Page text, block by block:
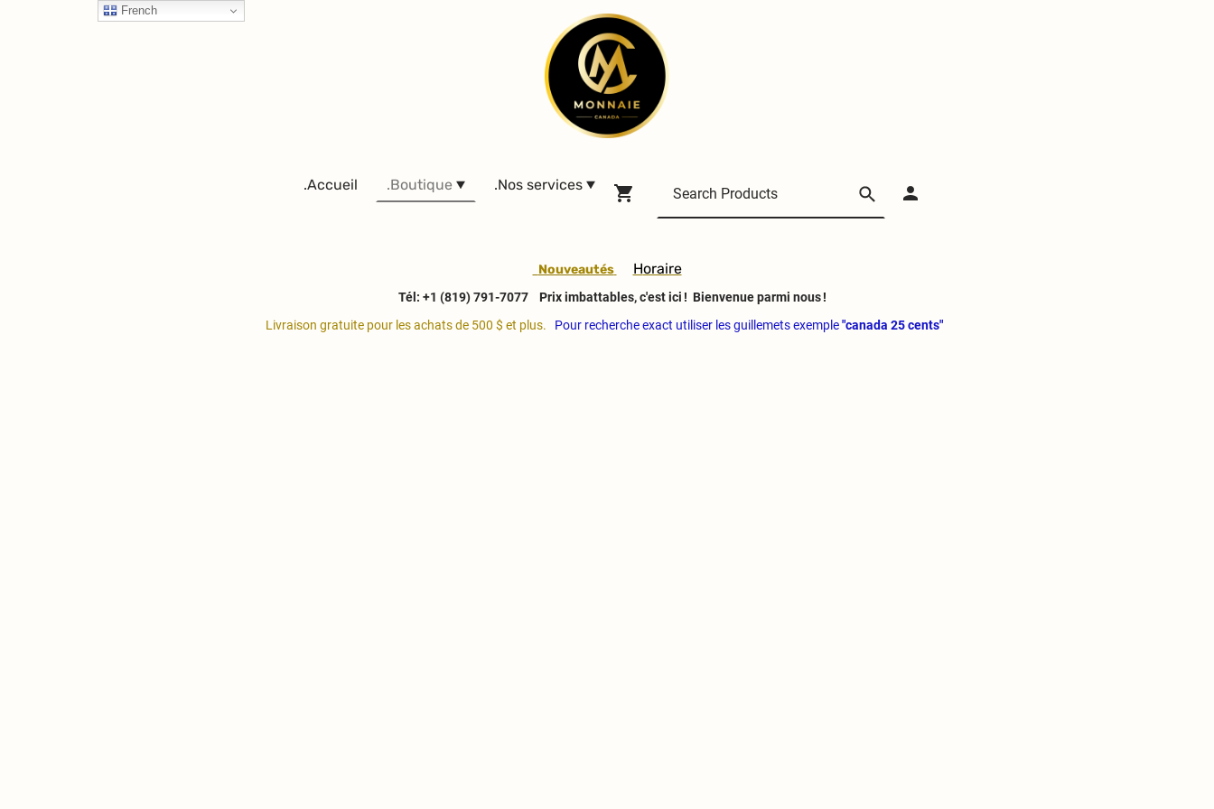
.Accueil .Boutique .Nos services
Nouveautés Horaire
Tél: +1 (819) 791-7077
Prix imbattables, c'est ici ! Bienvenue parmi nous !
Livraison gratuite pour les achats de 500 $ et plus.
Pour recherche exact utiliser les guillemets exemple"canada 25 cents"
French